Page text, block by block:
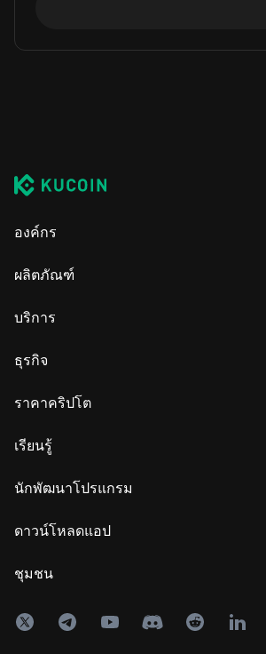
องค์กร
ผลิตภัณฑ์
บริการ
ธุรกิจ
ราคาคริปโต
เรียนรู้
นักพัฒนาโปรแกรม
ดาวน์โหลดแอป
ชุมชน